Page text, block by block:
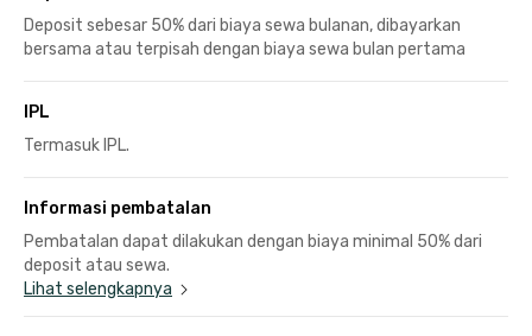
Deposit sebesar 50% dari biaya sewa bulanan, dibayarkan
bersama atau terpisah dengan biaya sewa bulan pertama
IPL
Termasuk IPL.
Informasi pembatalan
Pembatalan dapat dilakukan dengan biaya minimal 50% dari
deposit atau sewa.
Lihat selengkapnya